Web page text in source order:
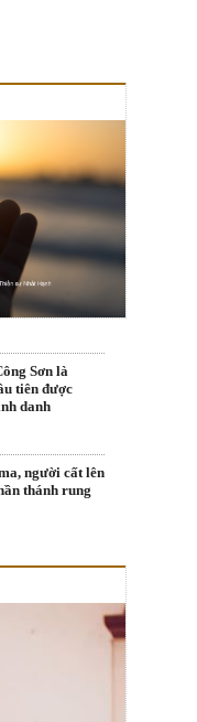
Sơn là
tiên được
danh
người cất lên
thánh rung